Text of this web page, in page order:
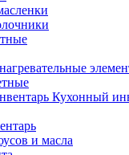
Кухонный
и масла